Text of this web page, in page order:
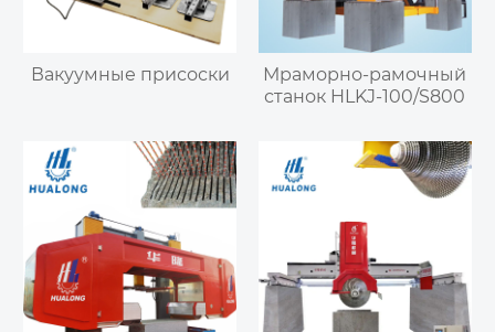
Вакуумные присоски
Мраморно-рамочный
станок HLKJ-100/S800